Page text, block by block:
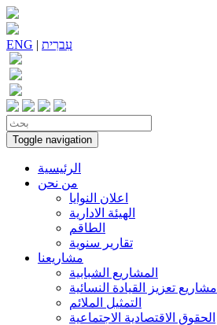
ENG | עִברִית
Toggle navigation
الرئيسية
من نحن
اعلان النوايا
الهيئة الادارية
الطاقم
تقارير سنوية
مشاريعنا
المشاريع الشبابية
مشاريع تعزيز القيادة النسائية
التمثيل الملائم
الحقوق الاقتصادية الاجتماعية